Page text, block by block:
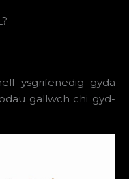
ysgrifenedig gyda
gallwch chi gyd-